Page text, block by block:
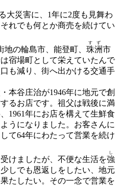
大災害に、1年に2度も見舞わ
れでも何とか商売を続けてい
の輪島市、能登町、 珠
す
洲
ず
市
宿場町として栄えていたんで
も減り、街へ出かける交通手
本谷庄治が1946年に地元で創
るお店です。祖父は戦後に満
1961年にお店を構えて生鮮食
うになりました。お客さんに
て64年にわたって営業を続け
けましたが、不便な生活を強
し
しでも恩返しをしたい、地元
たしたい。その一念で営業を